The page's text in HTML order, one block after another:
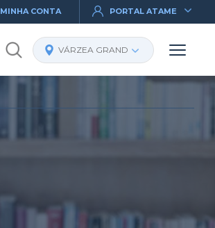
MINHA CONTA PORTAL ATAME